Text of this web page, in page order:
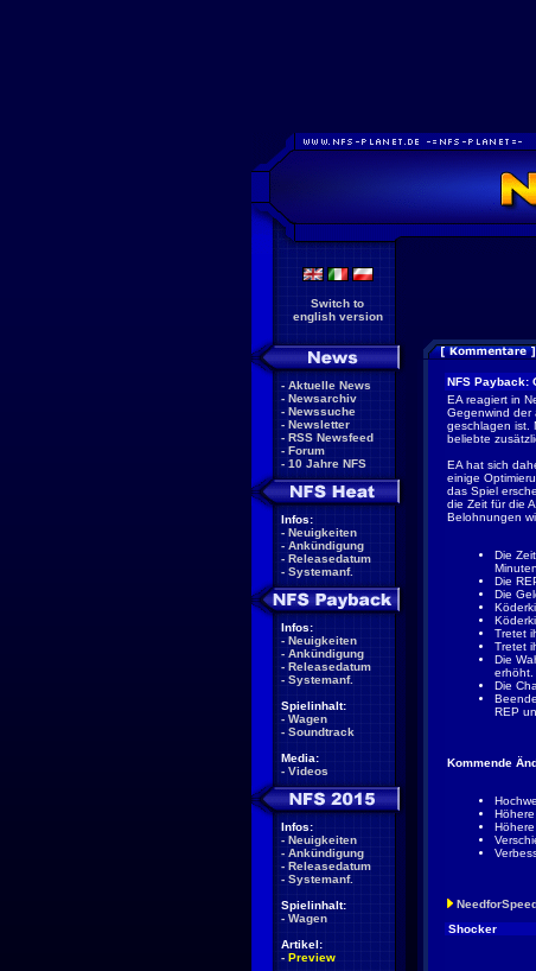
Switch to
english version
- Aktuelle News
- Newsarchiv
- Newssuche
- Newsletter
- RSS Newsfeed
- Forum
- 10 Jahre NFS
Infos:
- Neuigkeiten
- Ankündigung
- Releasedatum
- Systemanf.
Infos:
- Neuigkeiten
- Ankündigung
- Releasedatum
- Systemanf.
Spielinhalt:
- Wagen
- Soundtrack
Media:
- Videos
Infos:
- Neuigkeiten
- Ankündigung
- Releasedatum
- Systemanf.
Spielinhalt:
- Wagen
Artikel:
- Preview
NFS Payback:
EA reagiert in
Gegenwind der
geschlagen ist.
beliebte
EA hat sich
einige
das Spiel
die Zeit für die
Belohnungen
Die
Die
Die
Tretet
Tretet
Die
erhöht.
Die
REP
Kommende
Shocker